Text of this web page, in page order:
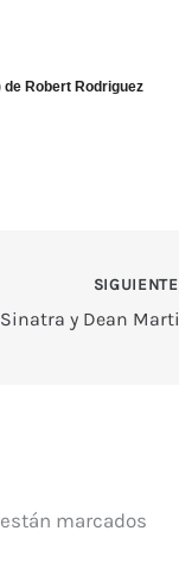
de Robert Rodriguez
SIGUIENTE
marcados